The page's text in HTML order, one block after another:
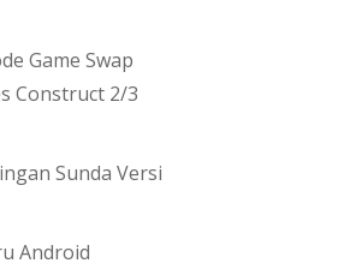
Game Swap
Construct 2/3
Sunda Versi
Android